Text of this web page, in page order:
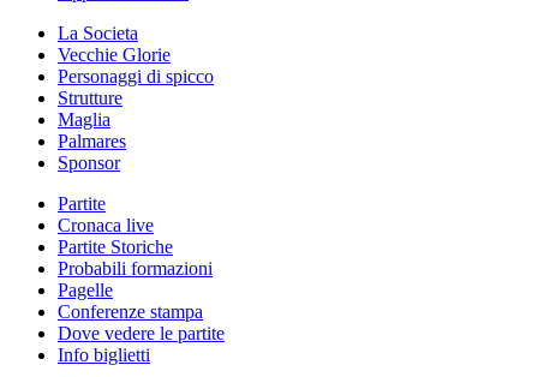
La Societa
Vecchie Glorie
Personaggi di spicco
Strutture
Maglia
Palmares
Sponsor
Partite
Cronaca live
Partite Storiche
Probabili formazioni
Pagelle
Conferenze stampa
Dove vedere le partite
Info biglietti